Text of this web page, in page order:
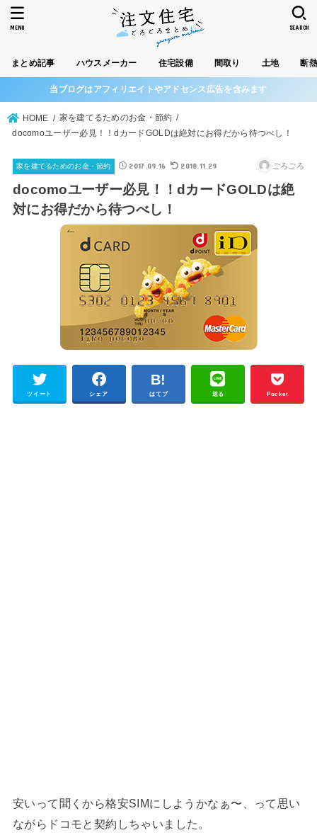
まとめ記事 ハウスメーカー 住宅設備 間取り 土地 断
SEARCH
MENU
当ブログはアフィリエイトやアドセンス広告を含みます
HOME
家を建てるためのお金・節約
docomoユーザー必見！！dカードGOLDは絶対にお得だから待つべし！
家を建てるためのお金・節約 2017.09.16 2018.11.29 ごろごろ
docomoユーザー必見！！dカードGOLDは絶
対にお得だから待つべし！
ツイート シェア はてブ 送る Pocket
安いって聞くから格安SIMにしようかなぁ〜、って思い
ながらドコモと契約しちゃいました。